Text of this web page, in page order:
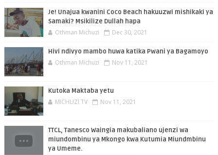
Je! Unajua kwanini Coco Beach hakuuzwi mishikaki ya
Samaki? Msikilize Dullah hapa
Othman Michuzi Dec 30, 2021
Hivi ndivyo mambo huwa katika Pwani ya Bagamoyo
Othman Michuzi Nov 11, 2021
Kutoka Maktaba yetu
MICHUZI TV Nov 11, 2021
TTCL, Tanesco Waingia makubaliano ujenzi wa
miundombinu ya Mkongo kwa Kutumia Miundmbinu
ya Umeme.